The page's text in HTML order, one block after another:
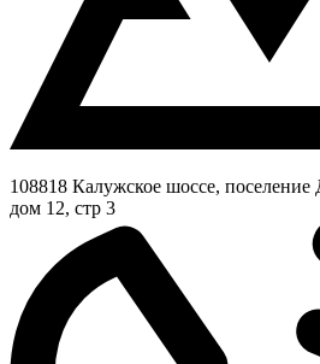
108818 Калужское шоссе, поселение
дом 12, стр 3